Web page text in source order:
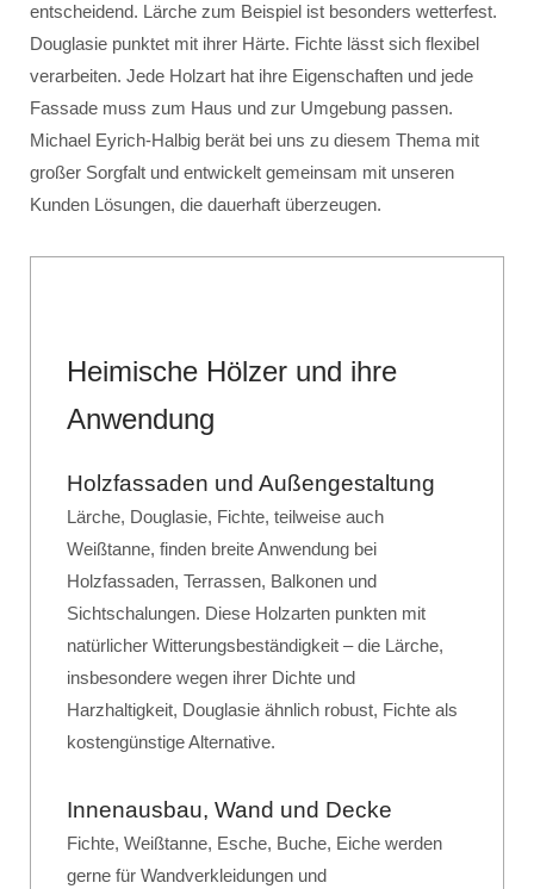
entscheidend. Lärche zum Beispiel ist besonders wetterfest.
Douglasie punktet mit ihrer Härte. Fichte lässt sich flexibel
verarbeiten. Jede Holzart hat ihre Eigenschaften und jede
Fassade muss zum Haus und zur Umgebung passen.
Michael Eyrich-Halbig berät bei uns zu diesem Thema mit
großer Sorgfalt und entwickelt gemeinsam mit unseren
Kunden Lösungen, die dauerhaft überzeugen.
Heimische Hölzer und ihre
Anwendung
Holzfassaden und Außengestaltung
Lärche, Douglasie, Fichte, teilweise auch
Weißtanne, finden breite Anwendung bei
Holzfassaden, Terrassen, Balkonen und
Sichtschalungen. Diese Holzarten punkten mit
natürlicher Witterungsbeständigkeit – die Lärche,
insbesondere wegen ihrer Dichte und
Harzhaltigkeit, Douglasie ähnlich robust, Fichte als
kostengünstige Alternative.
Innenausbau, Wand und Decke
Fichte, Weißtanne, Esche, Buche, Eiche werden
gerne für Wandverkleidungen und